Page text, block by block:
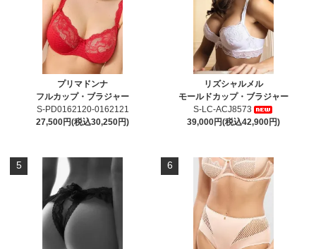
プリマドンナ
フルカップ・ブラジャー
S-PD0162120-0162121
27,500円(税込30,250円)
リズシャルメル
モールドカップ・ブラジャー
S-LC-ACJ8573
39,000円(税込42,900円)
5 6